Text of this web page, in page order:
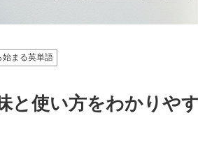
始まる英単語
と使い方をわかりや